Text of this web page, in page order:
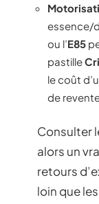
essence/
ou l’E85
pastille
le coût
de
Consulter
alors un
retours
loin que